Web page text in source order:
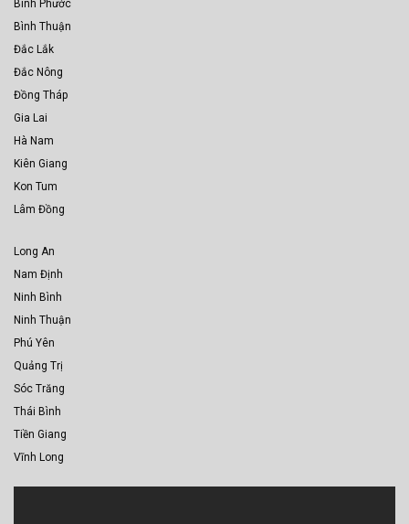
Bình Phước
Bình Thuận
Đắc Lắk
Đắc Nông
Đồng Tháp
Gia Lai
Hà Nam
Kiên Giang
Kon Tum
Lâm Đồng
Long An
Nam Định
Ninh Bình
Ninh Thuận
Phú Yên
Quảng Trị
Sóc Trăng
Thái Bình
Tiền Giang
Vĩnh Long